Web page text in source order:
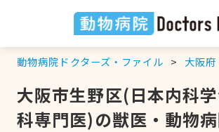
動物病院ドクターズ・ファイル 大阪府
大阪市生野区(日本内科
科専門医)の獣医・動物